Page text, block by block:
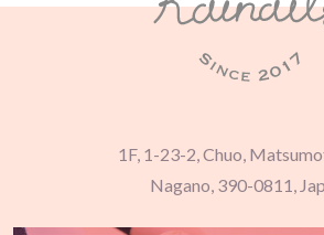
1F, 1-23-2, Chuo,
Nagano, 390-0811,